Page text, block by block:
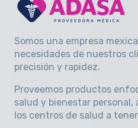
Somos una empresa
necesidades de nuestros
precisión y rapidez.
Proveemos productos
salud y bienestar
los centros de salud a